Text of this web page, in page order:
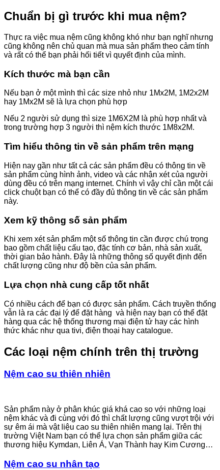
Chuẩn bị gì trước khi mua nệm?
Thực ra việc mua nệm cũng không khó như bạn nghĩ nhưng
cũng không nên chủ quan mà mua sản phẩm theo cảm tính
và rất có thể bạn phải hối tiết vì quyết định của mình.
Kích thước mà bạn cần
Nếu bạn ở một mình thì các size nhỏ như 1Mx2M, 1M2x2M
hay 1Mx2M sẽ là lựa chọn phù hợp
Nếu 2 người sử dụng thì size 1M6X2M là phù hợp nhất và
trong trường hợp 3 người thì nệm kích thước 1M8x2M.
Tìm hiểu thông tin về sản phẩm trên mạng
Hiện nay gần như tất cả các sản phẩm đều có thông tin về
sản phẩm cùng hình ảnh, video và các nhận xét của người
dùng đều có trên mạng internet. Chính vì vậy chỉ cần một cái
click chuột bạn có thể có đầy đủ thông tin về các sản phẩm
này.
Xem kỹ thông số sản phẩm
Khi xem xét sản phẩm một số thông tin cần được chú trọng
bao gồm chất liệu cấu tạo, đặc tính cơ bản, nhà sản xuất,
thời gian bảo hành. Đây là những thông số quyết định đến
chất lượng cũng như độ bền của sản phẩm.
Lựa chọn nhà cung cấp tốt nhất
Có nhiều cách để bạn có được sản phẩm. Cách truyền thống
vẫn là ra các đại lý để đặt hàng và hiện nay bạn có thể đặt
hàng qua các hệ thống thương mại điện tử hay các hình
thức khác như qua tivi, điện thoại hay catalogue.
Các loại nệm chính trên thị trường
Nệm cao su thiên nhiên
Sản phẩm này ở phân khúc giá khá cao so với những loại
nệm khác và đi cùng với đó thì chất lượng cũng vượt trội với
sự êm ái mà vật liệu cao su thiên nhiên mang lại. Trên thị
trường Việt Nam bạn có thể lựa chọn sản phẩm giữa các
thương hiệu Kymdan, Liên Á, Vạn Thành hay Kim Cương…
Nệm cao su nhân tạo